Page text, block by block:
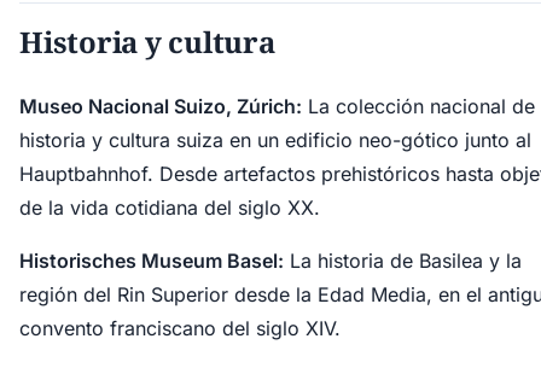
Historia y cultura
Museo Nacional Suizo, Zúrich: La colección nacional de
historia y cultura suiza en un edificio neo-gótico junto al
Hauptbahnhof. Desde artefactos prehistóricos hasta
de la vida cotidiana del siglo XX.
Historisches Museum Basel: La historia de Basilea y la
región del Rin Superior desde la Edad Media, en el
convento franciscano del siglo XIV.